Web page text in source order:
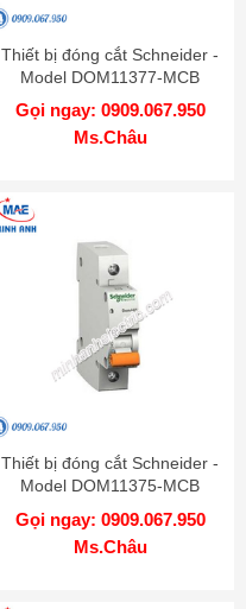
Thiết bị đóng cắt Schneider -
Model DOM11377-MCB
Gọi ngay: 0909.067.950
Ms.Châu
Thiết bị đóng cắt Schneider -
Model DOM11375-MCB
Gọi ngay: 0909.067.950
Ms.Châu